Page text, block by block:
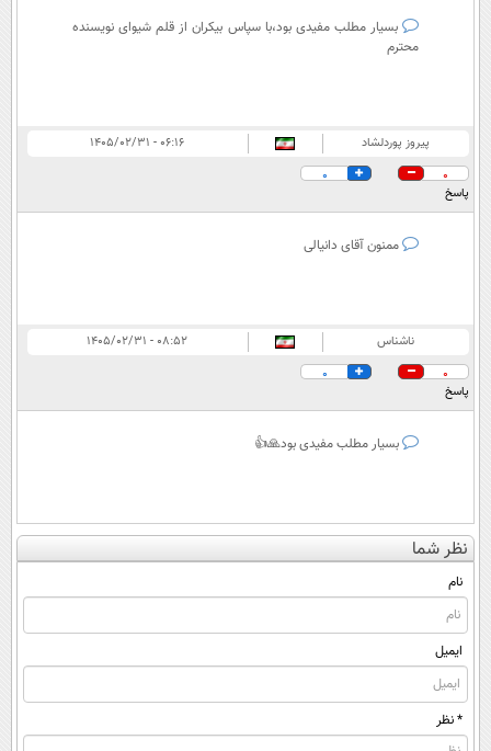
بسیار مطلب مفیدی بود،با سپاس بیکران از قلم شیوای نویسنده
محترم
پیروز پوردلشاد
۰۶:۱۶ - ۱۴۰۵/۰۲/۳۱
0
0
پاسخ
ممنون آقای دانیالی
ناشناس
۰۸:۵۲ - ۱۴۰۵/۰۲/۳۱
0
0
پاسخ
بسیار مطلب مفیدی بود🙏👍
نظر شما
نام
ایمیل
* نظر